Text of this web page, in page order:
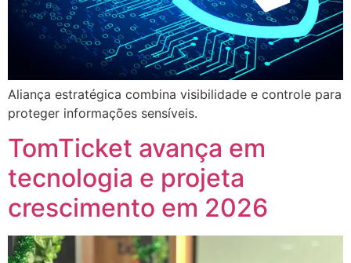
Aliança estratégica combina visibilidade e controle para
proteger informações sensíveis.
TomTicket avança em
tecnologia e projeta
crescimento em 2026